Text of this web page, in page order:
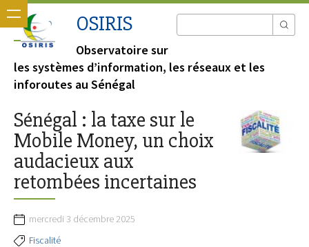
OSIRIS
Observatoire sur
les systèmes d’information, les réseaux et les
inforoutes au Sénégal
Sénégal : la taxe sur le
Mobile Money, un choix
audacieux aux
retombées incertaines
mercredi 3 décembre 2025
Fiscalité